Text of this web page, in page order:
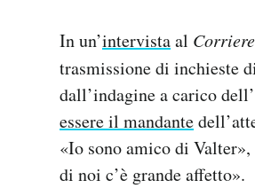
In un’intervistaal
trasmissione di inchieste
dall’indagine a carico
essere il mandante
«Io sono amico di
di noi c’è grande affetto».